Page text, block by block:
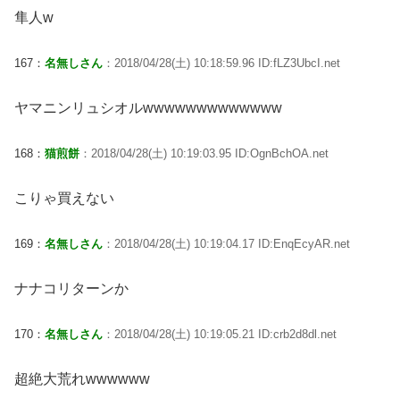
隼人w
167： 名無しさん ：2018/04/28(土) 10:18:59.96 ID:fLZ3UbcI.net
ヤマニンリュシオルwwwwwwwwwwwww
168： 猫煎餅 ：2018/04/28(土) 10:19:03.95 ID:OgnBchOA.net
こりゃ買えない
169： 名無しさん ：2018/04/28(土) 10:19:04.17 ID:EnqEcyAR.net
ナナコリターンか
170： 名無しさん ：2018/04/28(土) 10:19:05.21 ID:crb2d8dl.net
超絶大荒れwwwwww